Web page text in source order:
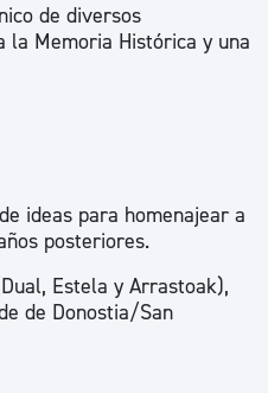
de diversos
la Memoria Histórica y una
ideas para homenajear a
posteriores.
Estela y Arrastoak),
de Donostia/San